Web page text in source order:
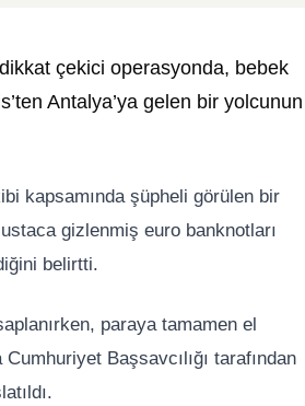
çekici operasyonda, bebek
Antalya’ya gelen bir yolcunun
kapsamında şüpheli görülen bir
gizlenmiş euro banknotları
belirtti.
paraya tamamen el
Başsavcılığı tarafından